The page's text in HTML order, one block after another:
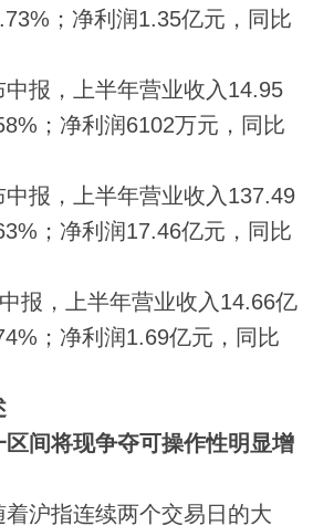
；净利润1.35亿元，同比
报，上半年营业收入14.95
；净利润6102万元，同比
报，上半年营业收入137.49
；净利润17.46亿元，同比
，上半年营业收入14.66亿
；净利润1.69亿元，同比
区间将现争夺可操作性明显增
沪指连续两个交易日的大